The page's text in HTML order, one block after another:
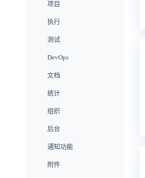
项目
执行
测试
DevOps
文档
统计
组织
后台
通知功能
附件